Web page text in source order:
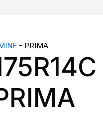
- PRIMA